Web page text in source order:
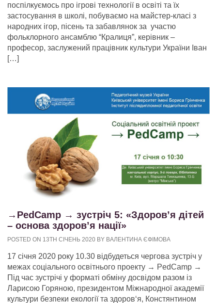
поспілкуємось про ігрові технології в освіті та їх
застосування в школі, побуваємо на майстер-класі з
народних ігор, пісень та забавлянок за участю
фольклорного ансамблю “Кралиця”, керівник –
професор, заслужений працівник культури України Іван
[…]
→PedCamp → зустріч 5: «Здоров’я дітей
– основа здоров’я нації»
POSTED ON 13TH СІЧЕНЬ 2020 BY ВАЛЕНТИНА ЄФІМОВА
17 січня 2020 року 10.30 відбудеться чергова зустріч у
межах соціального освітнього проекту → PedCamp →
Під час зустрічі у форматі обміну досвідом разом із
Ларисою Горяною, президентом Міжнародної академії
культури безпеки екології та здоров‘я, Констянтином